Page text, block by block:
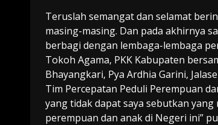
Teruslah semangat dan selamat
masing-masing. Dan pada akhirnya
berbagi dengan lembaga-lembaga
Tokoh Agama, PKK Kabupaten
Bhayangkari, Pya Ardhia Garini,
Tim Percepatan Peduli Perempuan
yang tidak dapat saya sebutkan
perempuan dan anak di Negeri ini”